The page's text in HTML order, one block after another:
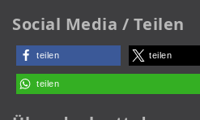
Social Media / Teilen
teilen teilen
teilen